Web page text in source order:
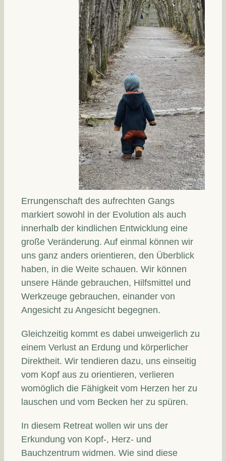
Errungenschaft des aufrechten Gangs
markiert sowohl in der Evolution als auch
innerhalb der kindlichen Entwicklung eine
große Veränderung. Auf einmal können wir
uns ganz anders orientieren, den Überblick
haben, in die Weite schauen. Wir können
unsere Hände gebrauchen, Hilfsmittel und
Werkzeuge gebrauchen, einander von
Angesicht zu Angesicht begegnen.
Gleichzeitig kommt es dabei unweigerlich zu
einem Verlust an Erdung und körperlicher
Direktheit. Wir tendieren dazu, uns einseitig
vom Kopf aus zu orientieren, verlieren
womöglich die Fähigkeit vom Herzen her zu
lauschen und vom Becken her zu spüren.
In diesem Retreat wollen wir uns der
Erkundung von Kopf-, Herz- und
Bauchzentrum widmen. Wie sind diese